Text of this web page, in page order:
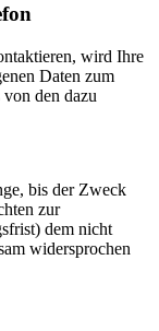
wird Ihre
Daten zum
den dazu
bis der Zweck
zur
dem nicht
widersprochen